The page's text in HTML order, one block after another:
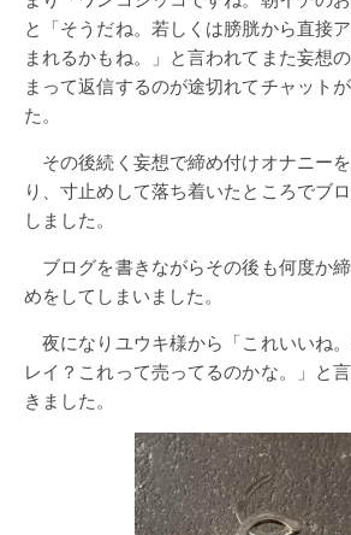
と「そうだね。若しくは膀胱から直接
まれるかもね。」と言われてまた妄想
まって返信するのが途切れてチャット
た。
その後続く妄想で締め付けオナニー
り、寸止めして落ち着いたところでブ
しました。
ブログを書きながらその後も何度か
めをしてしまいました。
夜になりユウキ様から「これいいね
レイ？これって売ってるのかな。」と
きました。